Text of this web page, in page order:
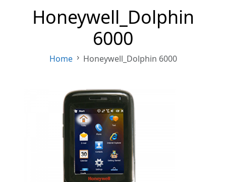
Honeywell_Dolphin
6000
Home Honeywell_Dolphin 6000